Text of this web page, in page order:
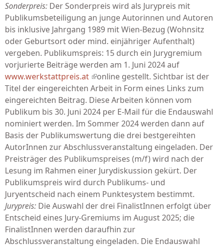
Sonderpreis: Der Sonderpreis wird als Jurypreis mit
Publikumsbeteiligung an junge Autorinnen und Autoren
bis inklusive Jahrgang 1989 mit Wien-Bezug (Wohnsitz
oder Geburtsort oder mind. einjähriger Aufenthalt)
vergeben. Publikumspreis: 15 durch ein Jurygremium
vorjurierte Beiträge werden am 1. Juni 2024 auf
www.werkstattpreis.at (link is external)
online gestellt. Sichtbar ist der
Titel der eingereichten Arbeit in Form eines Links zum
eingereichten Beitrag. Diese Arbeiten können vom
Publikum bis 30. Juni 2024 per E-Mail für die Endauswahl
nominiert werden. Im Sommer 2024 werden dann auf
Basis der Publikumswertung die drei bestgereihten
AutorInnen zur Abschlussveranstaltung eingeladen. Der
Preisträger des Publikumspreises (m/f) wird nach der
Lesung im Rahmen einer Jurydiskussion gekürt. Der
Publikumspreis wird durch Publikums- und
Juryentscheid nach einem Punktesystem bestimmt.
Jurypreis: Die Auswahl der drei FinalistInnen erfolgt über
Entscheid eines Jury-Gremiums im August 2025; die
FinalistInnen werden daraufhin zur
Abschlussveranstaltung eingeladen. Die Endauswahl